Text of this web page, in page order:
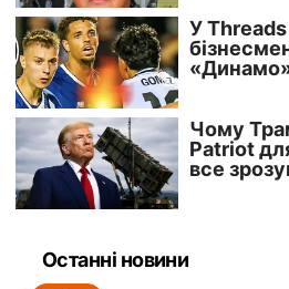
Останні новини